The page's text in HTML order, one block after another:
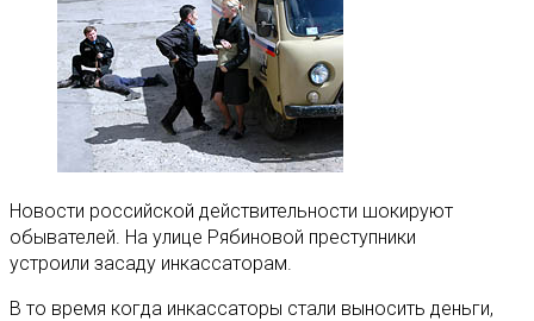
Новости российской действительности шокируют
обывателей. На улице Рябиновой преступники
устроили засаду инкассаторам.
В то время когда инкассаторы стали выносить деньги,